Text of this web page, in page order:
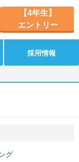
【4年生】
エントリー
採用情報
グ